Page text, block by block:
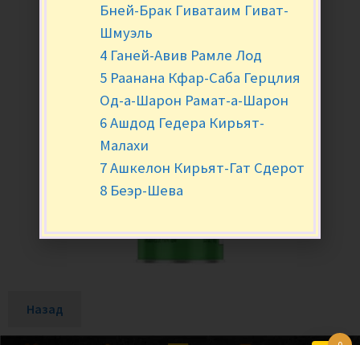
Назад
Бней-Брак Гиватаим Гиват-
Шмуэль
4 Ганей-Авив Рамле Лод
5 Раанана Кфар-Саба Герцлия
Од-а-Шарон Рамат-а-Шарон
6 Ашдод Гедера Кирьят-
Малахи
7 Ашкелон Кирьят-Гат Сдерот
8 Беэр-Шева